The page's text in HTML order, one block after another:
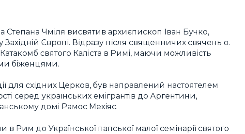
Степана Чміля висвятив архиєпископ Іван Бучко,
Західній Європі. Відразу після священничих свячень о.
святого Каліста в Римі, маючи можливість
біженцями.
для східних Церков, був направлений настоятелем
серед українських емігрантів до Аргентини,
домі Рамос Мехіяс.
Рим до Української папської малої семінарії святого